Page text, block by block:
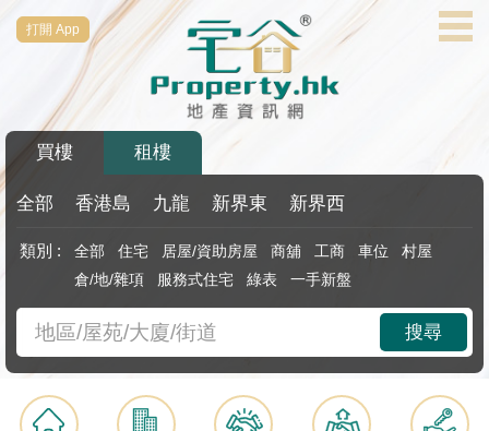
代
理
搵
樓/
交
業
主
盤
打開 App
買樓 租樓
全部 香港島 九龍 新界東 新界西
類別 : 全部 住宅 居屋/資助房屋 商舖 工商 車位
村屋
倉/地/雜項
服務式住宅 綠表 一手新盤
搜尋